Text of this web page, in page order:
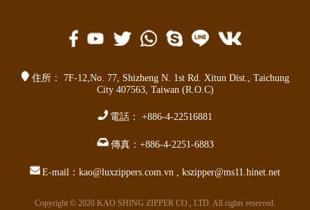
住所： 7F-12,No. 77, Shizheng N. 1st Rd. Xitun Dist.
Taichung
City 407563, Taiwan (R.O.C)
電話： +886-4-22516881
傳真： +886-4-2251-6883
E-mail： kao@luxzippers.com.vn kszipper@ms11.hinet.net
Copyright © 2020 KAO SHING ZIPPER CO., LTD. All rights reserved.